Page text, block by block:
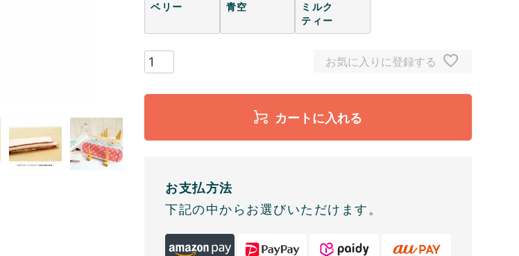
ベリー 青空
ミルク
ティー
お気に入りに登録する
カートに入れる
お支払方法
下記の中からお選びいただけます。